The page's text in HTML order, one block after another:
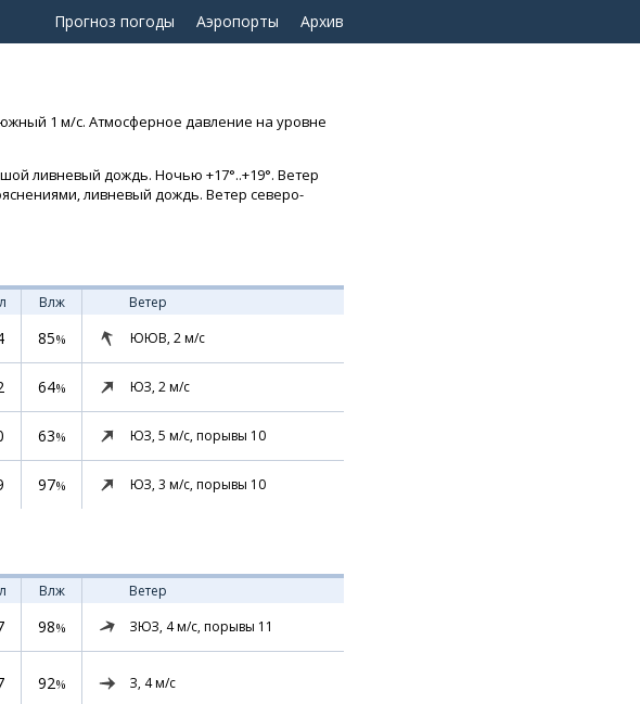
Прогноз погоды Аэропорты Архив
1 м/с. Атмосферное давление на уровне
ливневый дождь. Ночью +17°..+19°. Ветер
ливневый дождь. Ветер северо-
Влж
Ветер
85% ЮЮВ, 2м/с
64% ЮЗ, 2м/с
63% ЮЗ, 5 м/с, порывы 10
97% ЮЗ, 3 м/с, порывы 10
Влж
Ветер
98% ЗЮЗ, 4м/с, порывы 11
92% З, 4м/с